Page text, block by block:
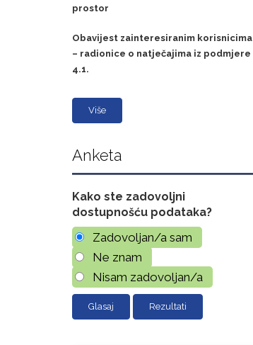
prostor
Obavijest zainteresiranim korisnicima
– radionice o natječajima iz podmjere
4.1.
Više
Anketa
Kako ste zadovoljni
dostupnošću podataka?
Zadovoljan/a sam
Ne znam
Nisam zadovoljan/a
Rezultati